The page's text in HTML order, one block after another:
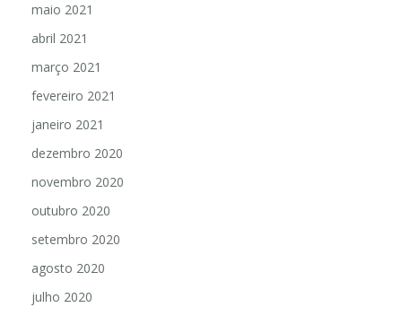
maio 2021
abril 2021
março 2021
fevereiro 2021
janeiro 2021
dezembro 2020
novembro 2020
outubro 2020
setembro 2020
agosto 2020
julho 2020